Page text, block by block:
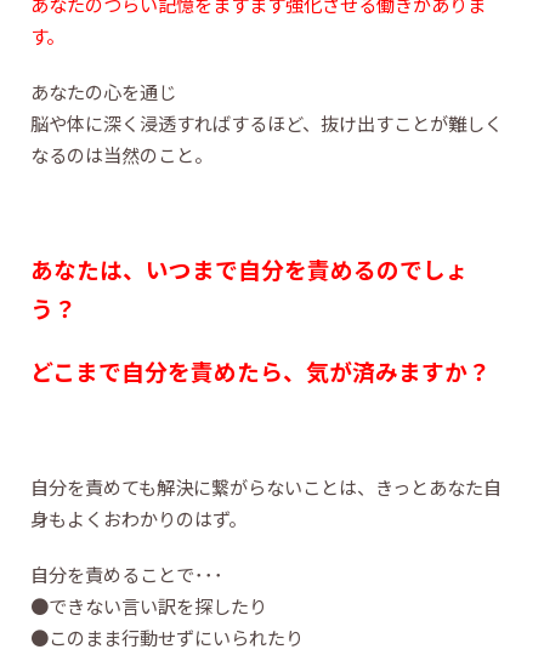
す。
あなたの心を通じ
脳や体に深く浸透すればするほど、抜け出すことが難しく
なるのは当然のこと。
あなたは、いつまで自分を責めるのでしょ
う？
どこまで自分を責めたら、気が済みますか？
自分を責めても解決に繋がらないことは、きっとあなた自
身もよくおわかりのはず。
自分を責めることで･･･
●できない言い訳を探したり
●このまま行動せずにいられたり